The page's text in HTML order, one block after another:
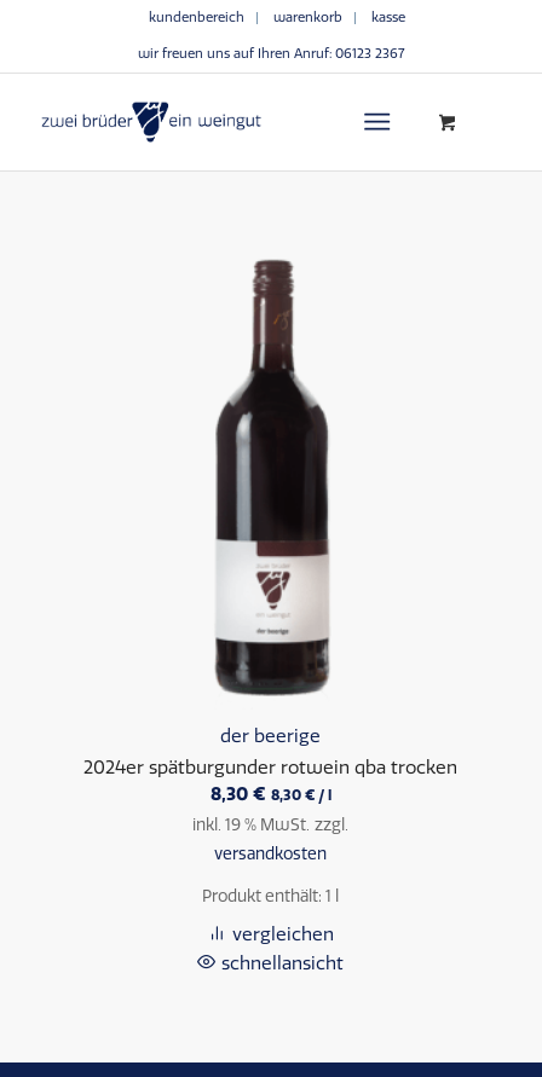
kundenbereich warenkorb kasse
wir freuen uns auf Ihren Anruf: 06123 2367
der beerige
2024er spätburgunder rotwein qba trocken
8,30 € 8,30 €/ l
inkl. 19 % MwSt. zzgl.
versandkosten
Produkt enthält: 1
vergleichen
schnellansicht